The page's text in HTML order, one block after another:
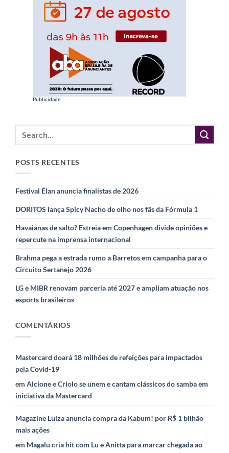
Publicidade
POSTS RECENTES
Festival Élan anuncia finalistas de 2026
DORITOS lança Spicy Nacho de olho nos fãs da Fórmula 1
Havaianas de salto? Estreia em Copenhagen divide opiniões e
repercute na imprensa internacional
Brahma pega a estrada rumo a Barretos em campanha para o
Circuito Sertanejo 2026
LG e MIBR renovam parceria até 2027 e ampliam atuação nos
esports brasileiros
COMENTÁRIOS
Mastercard doará 18 milhões de refeições para impactados
pela Covid-19
em Alcione e Criolo se unem e cantam clássicos do samba em
iniciativa da Mastercard
Magazine Luiza anuncia compra da Kabum! por R$ 1 bilhão
mais ações
em Magalu cria hit com Lu e Anitta para marcar chegada ao